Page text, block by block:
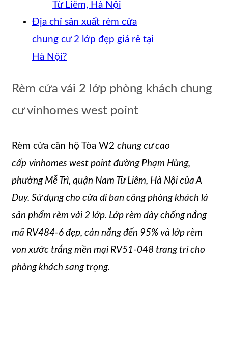
Từ Liêm, Hà Nội
Địa chỉ sản xuất rèm cửa
chung cư 2 lớp đẹp giá rẻ tại
Hà Nội?
Rèm cửa vải 2 lớp phòng khách chung
cư vinhomes west point
Rèm cửa căn hộ Tòa W2 chung cư cao
cấp vinhomes west point đường Phạm Hùng,
phường Mễ Trì, quận Nam Từ Liêm, Hà Nội của A
Duy. Sử dụng cho cửa đi ban công phòng khách là
sản phẩm rèm vải 2 lớp. Lớp rèm dày chống nắng
mã RV484-6 đẹp, cản nắng đến 95% và lớp rèm
von xước trắng mền mại RV51-048 trang trí cho
phòng khách sang trọng.